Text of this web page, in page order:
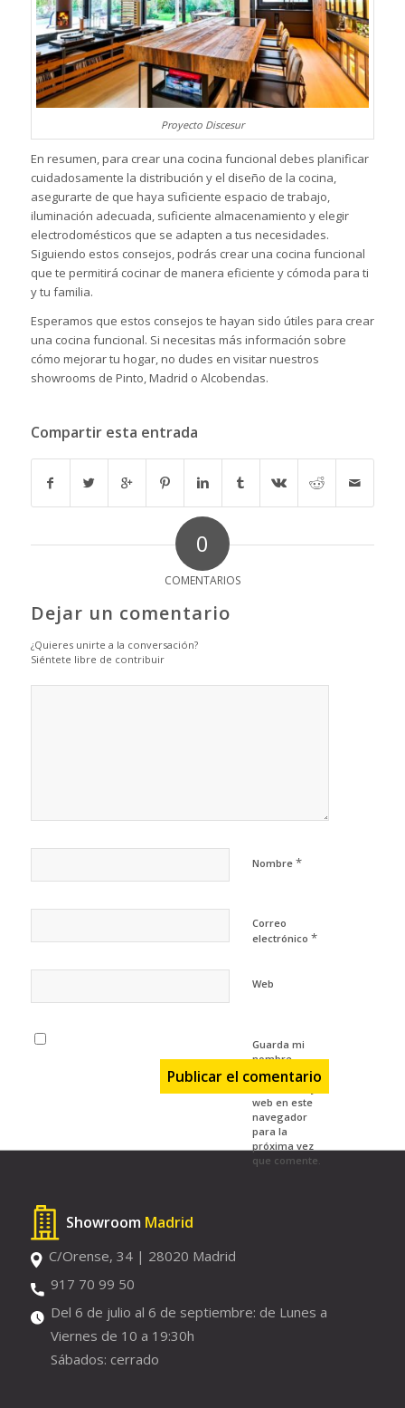
Proyecto Discesur
En resumen, para crear una cocina funcional debes planificar
cuidadosamente la distribución y el diseño de la cocina,
asegurarte de que haya suficiente espacio de trabajo,
iluminación adecuada, suficiente almacenamiento y elegir
electrodomésticos que se adapten a tus necesidades.
Siguiendo estos consejos, podrás crear una cocina funcional
que te permitirá cocinar de manera eficiente y cómoda para ti
y tu familia.
Esperamos que estos consejos te hayan sido útiles para crear
una cocina funcional. Si necesitas más información sobre
cómo mejorar tu hogar, no dudes en visitar nuestros
showrooms de Pinto, Madrid o Alcobendas.
Compartir esta entrada
0
COMENTARIOS
Dejar un comentario
¿Quieres unirte a la conversación?
Siéntete libre de contribuir
Nombre *
Correo
electrónico *
Web
Guarda mi
nombre,
correo
web en este
navegador
para la
próxima vez
que comente.
Showroom Madrid
C/Orense, 34 | 28020 Madrid
917 70 99 50
Del 6 de julio al 6 de septiembre: de Lunes a
Viernes de 10 a 19:30h
Sábados: cerrado